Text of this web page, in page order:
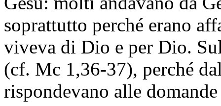
soprattutto perché erano
viveva di Dio e per Dio.
(cf. Mc 1,36-37), perché
rispondevano alle